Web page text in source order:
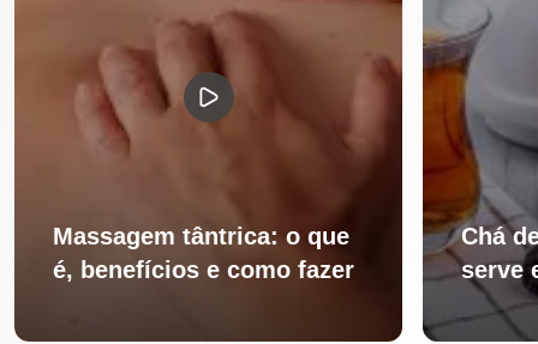
Massagem tântrica: o que
é, benefícios e como fazer
Chá
serve